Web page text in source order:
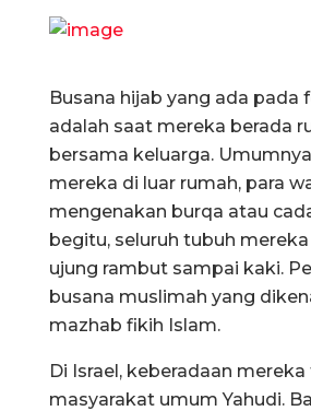
Busana hijab yang ada pada
adalah saat mereka berada
bersama keluarga.
mereka di luar rumah, para
mengenakan burqa atau
begitu, seluruh tubuh
ujung rambut sampai kaki.
busana muslimah yang
mazhab fikih Islam.
Di Israel, keberadaan
masyarakat umum Yahudi.